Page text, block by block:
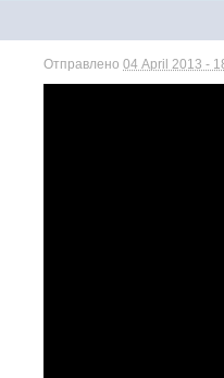
Отправлено04 April 2013 -